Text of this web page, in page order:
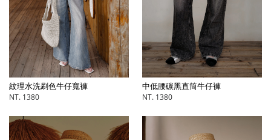
紋理水洗刷色牛仔寬褲
NT. 1380
中低腰碳黑直筒牛仔褲
NT. 1380